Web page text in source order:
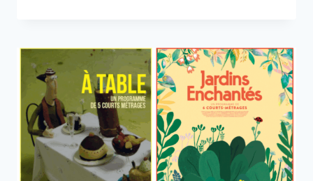
92